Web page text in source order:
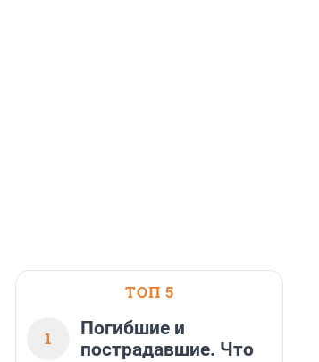
ТОП 5
1
Погибшие и
пострадавшие. Что